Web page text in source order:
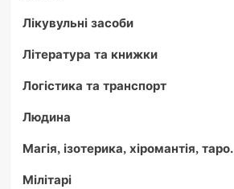
Лікувульні засоби
Література та книжки
Логістика та транспорт
Людина
Магія, ізотерика, хіромантія, таро.
Мілітарі